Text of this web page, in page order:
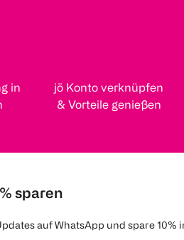
in
jö Konto verknüpfen
& Vorteile genießen
sparen
auf WhatsApp und spare 10%